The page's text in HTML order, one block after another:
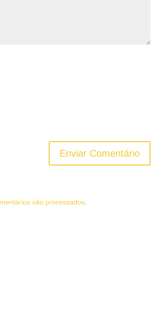
são processados